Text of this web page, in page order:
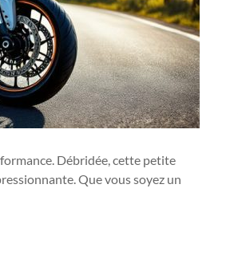
Débridée, cette petite
Que vous soyez un